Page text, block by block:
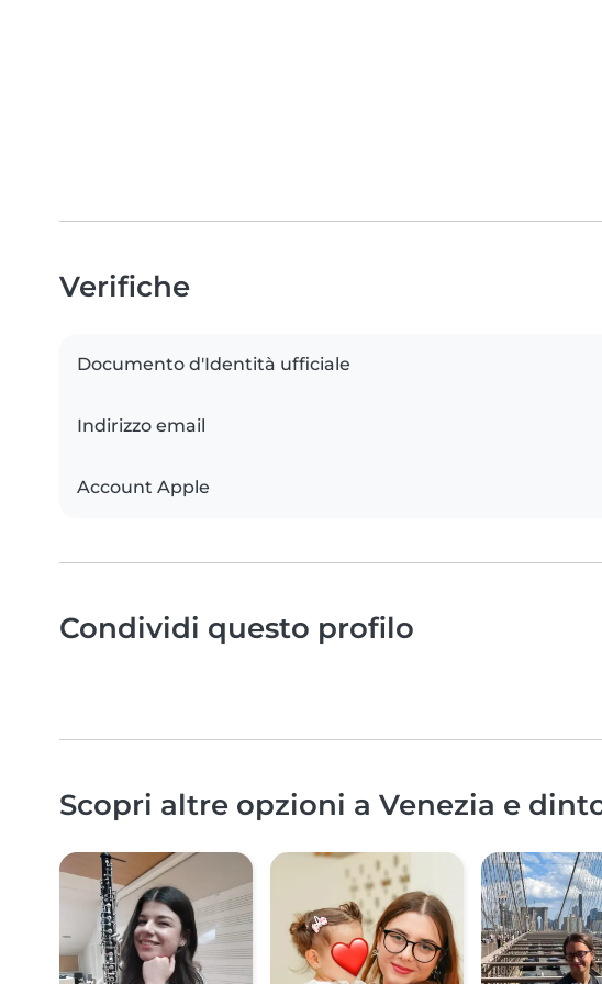
Verifiche
Documento d'Identità ufficiale
Indirizzo email
Account Apple
Condividi questo profilo
Scopri altre opzioni a Venezia e